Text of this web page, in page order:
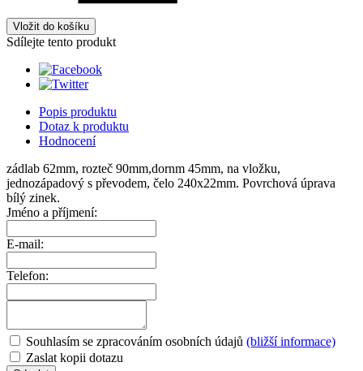
Vložit do košíku
Sdílejte tento produkt
Popis produktu
Dotaz k produktu
Hodnocení
zádlab 62mm, rozteč 90mm,dornm 45mm, na vložku,
jednozápadový s převodem, čelo 240x22mm. Povrchová úprava
bílý zinek.
Jméno a příjmení:
E-mail:
Telefon:
Souhlasím se zpracováním osobních údajů (bližší informace)
Zaslat kopii dotazu